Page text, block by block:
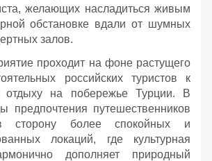
желающих насладиться живым
обстановке вдали от шумных
залов.
проходит на фоне растущего
российских туристов к
отдыху на побережье Турции. В
предпочтения путешественников
сторону более спокойных и
локаций, где культурная
дополняет природный